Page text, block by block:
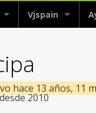
Vjspain
hace 13 años, 11
2010